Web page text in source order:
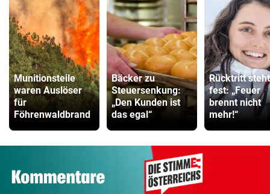
Munitionsteile
waren Auslöser
für
Föhrenwaldbrand
Bäcker zu
Steuersenkung:
„Den Kunden ist
das egal“
Rücktritt steht
fest: „Feuer
brennt nicht
mehr!“